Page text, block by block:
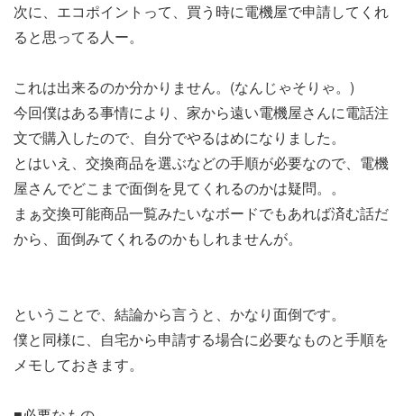
次に、エコポイントって、買う時に電機屋で申請してくれ
ると思ってる人ー。
これは出来るのか分かりません。(なんじゃそりゃ。)
今回僕はある事情により、家から遠い電機屋さんに電話注
文で購入したので、自分でやるはめになりました。
とはいえ、交換商品を選ぶなどの手順が必要なので、電機
屋さんでどこまで面倒を見てくれるのかは疑問。。
まぁ交換可能商品一覧みたいなボードでもあれば済む話だ
から、面倒みてくれるのかもしれませんが。
ということで、結論から言うと、かなり面倒です。
僕と同様に、自宅から申請する場合に必要なものと手順を
メモしておきます。